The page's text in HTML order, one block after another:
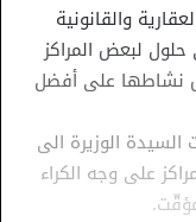
والقانونية
لبعض المراكز
نشاطها على أفضل
الوزيرة الى
على وجه الكراء